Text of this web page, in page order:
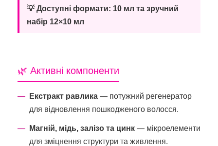
💡 Доступні формати: 10 мл та зручний
набір 12×10 мл
🌿 Активні компоненти
Екстракт равлика — потужний регенератор
для відновлення пошкодженого волосся.
Магній, мідь, залізо та цинк — мікроелементи
для зміцнення структури та живлення.